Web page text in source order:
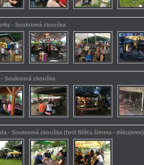
- Soukromá zkouška
Soukromá zkouška
- Soukromá zkouška (fotil Břéťa šimera - děkujeme)